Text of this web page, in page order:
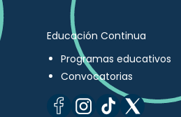
Educación Continua
Programas educativos
Convocatorias